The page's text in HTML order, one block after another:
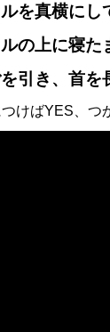
を真横にし
の上に寝た
引き、首を
けばYES、つ